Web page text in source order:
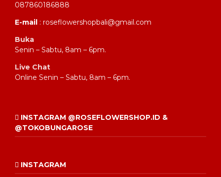
087860186888
E-mail : roseflowershopbali@gmail.com
Buka
Senin – Sabtu, 8am – 6pm.
Live Chat
Online Senin – Sabtu, 8am – 6pm.
INSTAGRAM @ROSEFLOWERSHOP.ID &
@TOKOBUNGAROSE
INSTAGRAM